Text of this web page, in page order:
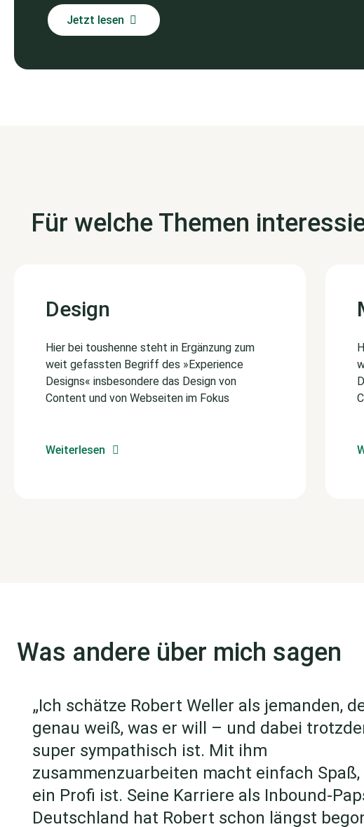
Jetzt lesen
Für welche Themen
Design
Hier bei toushenne steht in Ergänzung zum
weit gefassten Begriff des »Experience
Designs« insbesondere das Design von
Content und von Webseiten im Fokus
Weiterlesen
Was andere über mich sagen
„Ich schätze Robert Weller als jemanden,
genau weiß, was er will – und dabei
super sympathisch ist. Mit ihm
zusammenzuarbeiten macht einfach Spaß,
ein Profi ist. Seine Karriere als Inbound-
Deutschland hat Robert schon längst